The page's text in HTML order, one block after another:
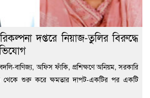
দপ্তরে নিয়াজ-তুলির বিরুদ্ধে
বাণিজ্য, অফিস ফাঁকি, প্রশিক্ষণে অনিয়ম, সরকারি
থেকে শুরু করে ক্ষমতার দাপট-একটির পর একটি